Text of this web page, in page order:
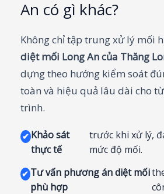
An có gì khác?
Không chỉ tập trung xử lý mối
diệt mối Long An của Thăng
dựng theo hướng kiểm soát
toàn và hiệu quả lâu dài cho
trình.
✔ Khảo sát
thực tế
trước khi xử lý,
mức độ mối.
✔Tư vấn phương án diệt mối
phù hợp